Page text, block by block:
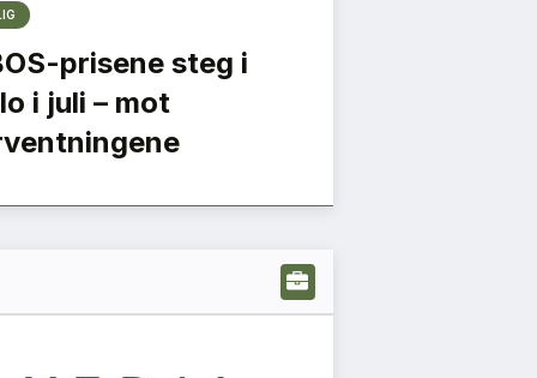
prisene steg i
i juli – mot